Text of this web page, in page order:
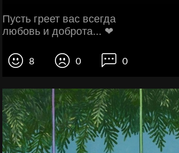
Пусть греет вас всегда
любовь и доброта... ❤
8 0 0